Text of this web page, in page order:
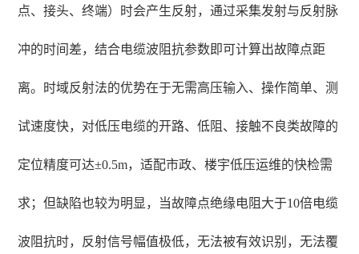
点、接头、终端）时会产生反射，通过采集发射与反射脉
冲的时间差，结合电缆波阻抗参数即可计算出故障点距
离。时域反射法的优势在于无需高压输入、操作简单、测
试速度快，对低压电缆的开路、低阻、接触不良类故障的
定位精度可达±0.5m，适配市政、楼宇低压运维的快检需
求；但缺陷也较为明显，当故障点绝缘电阻大于10倍电缆
波阻抗时，反射信号幅值极低，无法被有效识别，无法覆